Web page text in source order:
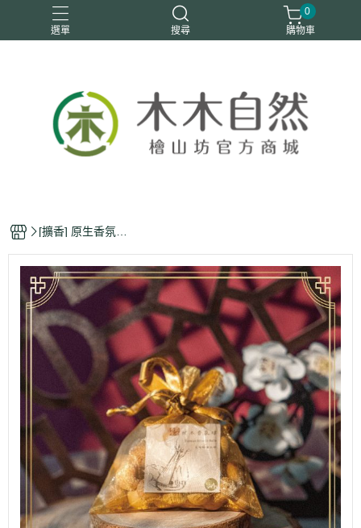
選單 搜尋
優惠活動 安定情緒 手工皂 洗身體 舒眠
0
購物車
[擴香] 原生香氛檜
而成)